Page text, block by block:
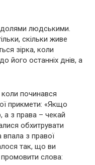
долями людськими.
скільки живе
зірка, коли
його останніх днів, а
починався
прикмети: «Якщо
а з права – чекай
обхитрувати
з правої
так, що ви
слова: